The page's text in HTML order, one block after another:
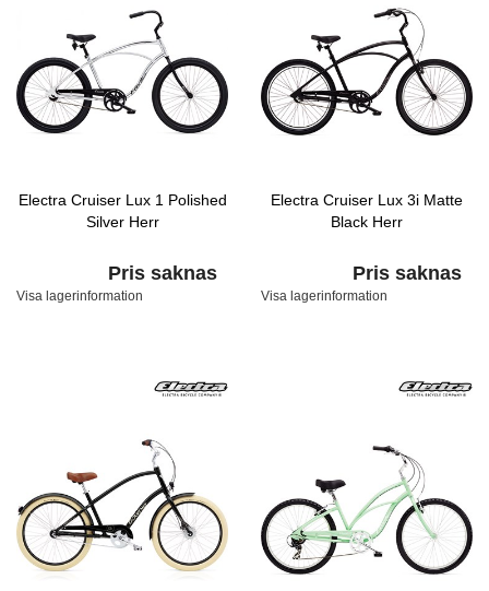
Electra Cruiser Lux 1 Polished
Silver Herr
Pris saknas
Visa lagerinformation
Electra Cruiser Lux 3i Matte
Black Herr
Pris saknas
Visa lagerinformation